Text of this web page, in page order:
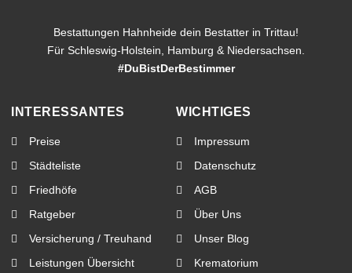
Bestattungen Hahnheide dein Bestatter in Trittau!
Für Schleswig-Holstein, Hamburg & Niedersachsen.
#DuBistDerBestimmer
INTERESSANTES
Preise
Städteliste
Friedhöfe
Ratgeber
Versicherung / Treuhand
Leistungen Übersicht
WICHTIGES
Impressum
Datenschutz
AGB
Über Uns
Unser Blog
Krematorium